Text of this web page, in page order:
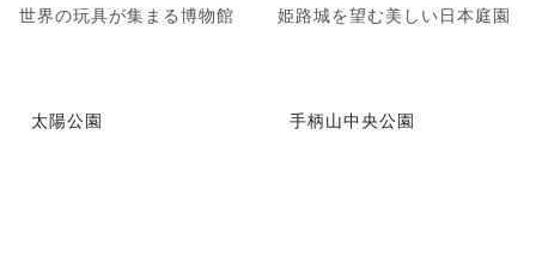
世界の玩具が集まる博物館 姫路城を望む美しい日本庭園
太陽公園 手柄山中央公園